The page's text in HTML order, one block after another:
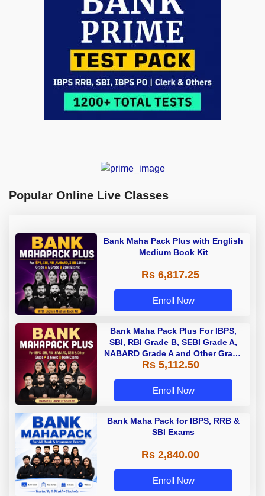
Popular Online Live Classes
Bank Maha Pack Plus with English
Medium Book Kit
Rs 6,817.25
Enroll Now
Bank Maha Pack Plus For IBPS,
SBI, RBI Grade B, SEBI Grade A,
NABARD Grade A and Other Grade
A & Grade B Bank Exams
Rs 5,112.50
Enroll Now
Bank Maha Pack for IBPS, RRB &
SBI Exams
Rs 2,840.00
Enroll Now